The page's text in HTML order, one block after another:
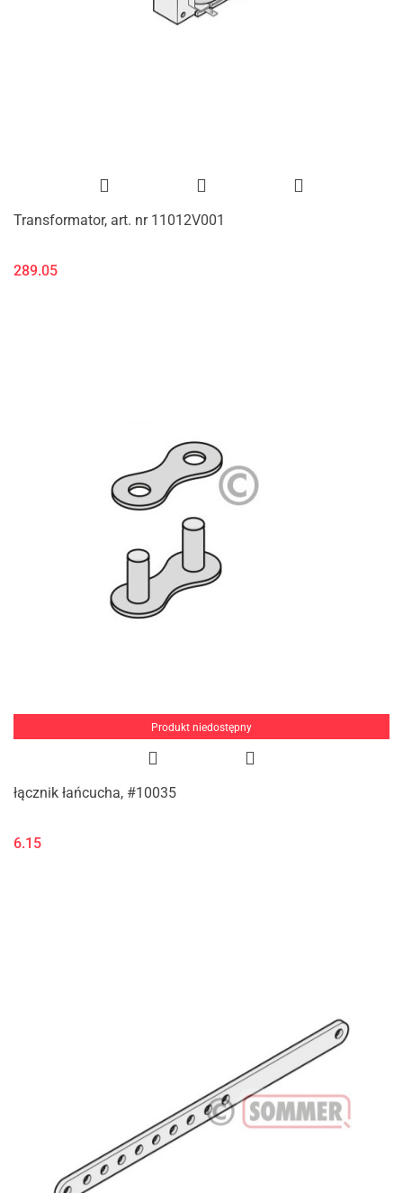
Transformator, art. nr 11012V001
289.05
Produkt niedostępny
łącznik łańcucha, #10035
6.15